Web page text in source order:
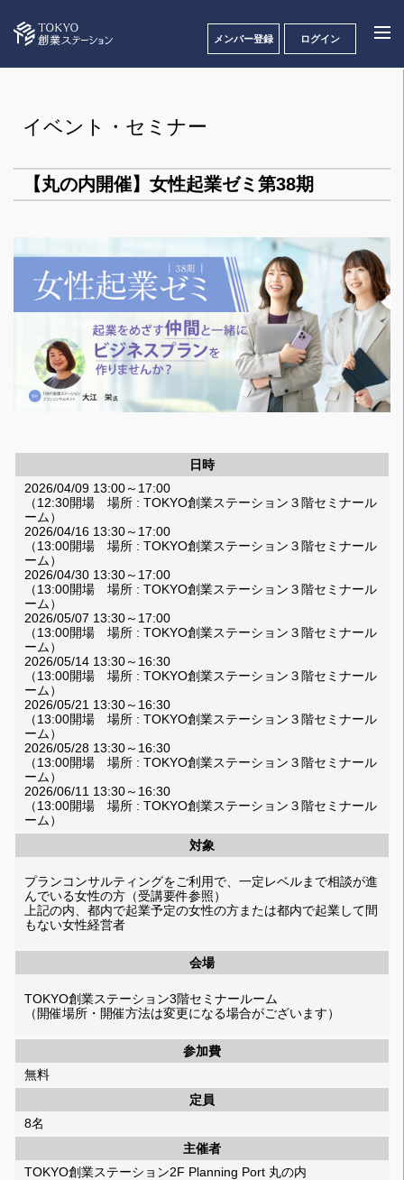
メンバー登録 ログイン
イベント・セミナー
【丸の内開催】女性起業ゼミ第38期
日時
2026/04/09 13:00～17:00
（12:30開場 場所 : TOKYO創業ステーション３階セミナール
ーム）
2026/04/16 13:30～17:00
（13:00開場 場所 : TOKYO創業ステーション３階セミナール
ーム）
2026/04/30 13:30～17:00
（13:00開場 場所 : TOKYO創業ステーション３階セミナール
ーム）
2026/05/07 13:30～17:00
（13:00開場 場所 : TOKYO創業ステーション３階セミナール
ーム）
2026/05/14 13:30～16:30
（13:00開場 場所 : TOKYO創業ステーション３階セミナール
ーム）
2026/05/21 13:30～16:30
（13:00開場 場所 : TOKYO創業ステーション３階セミナール
ーム）
2026/05/28 13:30～16:30
（13:00開場 場所 : TOKYO創業ステーション３階セミナール
ーム）
2026/06/11 13:30～16:30
（13:00開場 場所 : TOKYO創業ステーション３階セミナール
ーム）
対象
プランコンサルティングをご利用で、一定レベルまで相談が進
んでいる女性の方（受講要件参照）
上記の内、都内で起業予定の女性の方または都内で起業して間
もない女性経営者
会場
TOKYO創業ステーション3階セミナールーム
（開催場所・開催方法は変更になる場合がございます）
参加費
無料
定員
8名
主催者
TOKYO創業ステーション2F Planning Port 丸の内